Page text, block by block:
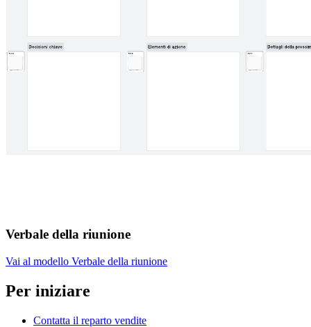
Verbale della riunione
Vai al modello Verbale della riunione
Per iniziare
Contatta il reparto vendite